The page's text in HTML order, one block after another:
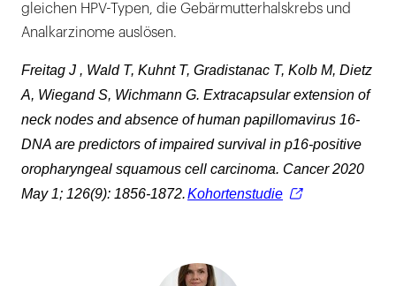
gleichen HPV-Typen, die Gebärmutterhalskrebs und
Analkarzinome auslösen.
Freitag J , Wald T, Kuhnt T, Gradistanac T, Kolb M, Dietz
A, Wiegand S, Wichmann G. Extracapsular extension of
neck nodes and absence of human papillomavirus 16-
DNA are predictors of impaired survival in p16-positive
oropharyngeal squamous cell carcinoma. Cancer 2020
May 1; 126(9): 1856-1872.Kohortenstudie